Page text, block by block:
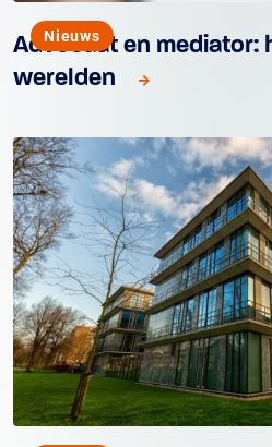
Nieuws
Advocaat en mediator:
werelden